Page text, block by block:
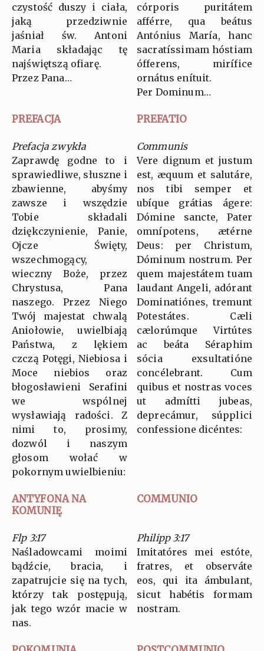
czystość duszy i ciała,
jaką przedziwnie
jaśniał św. Antoni
Maria składając tę
najświętszą ofiarę.
Przez Pana…
córporis puritátem
afférre, qua beátus
Antónius María, hanc
sacratíssimam hóstiam
ófferens, mirífice
ornátus enítuit.
Per Dominum…
PREFACJA PREFATIO
Prefacja zwykła
Zaprawdę godne to i
sprawiedliwe, słuszne i
zbawienne, abyśmy
zawsze i wszędzie
Tobie składali
dziękczynienie, Panie,
Ojcze Święty,
wszechmogący,
wieczny Boże, przez
Chrystusa, Pana
naszego. Przez Niego
Twój majestat chwalą
Aniołowie, uwielbiają
Państwa, z lękiem
czczą Potęgi, Niebiosa i
Moce niebios oraz
błogosławieni Serafini
we wspólnej
wysławiają radości. Z
nimi to, prosimy,
dozwól i naszym
głosom wołać w
pokornym uwielbieniu:
Communis
Vere dignum et justum
est, æquum et salutáre,
nos tibi semper et
ubíque grátias ágere:
Dómine sancte, Pater
omnípotens, ætérne
Deus: per Christum,
Dóminum nostrum. Per
quem majestátem tuam
laudant Angeli, adórant
Dominatiónes, tremunt
Potestátes. Cæli
cælorúmque Virtútes
ac beáta Séraphim
sócia exsultatióne
concélebrant. Cum
quibus et nostras voces
ut admítti jubeas,
deprecámur, súpplici
confessione dicéntes:
ANTYFONA NA
KOMUNIĘ
COMMUNIO
Flp 3:17
Naśladowcami moimi
bądźcie, bracia, i
zapatrujcie się na tych,
którzy tak postępują,
jak tego wzór macie w
nas.
Philipp 3:17
Imitatóres mei estóte,
fratres, et observáte
eos, qui ita ámbulant,
sicut habétis formam
nostram.